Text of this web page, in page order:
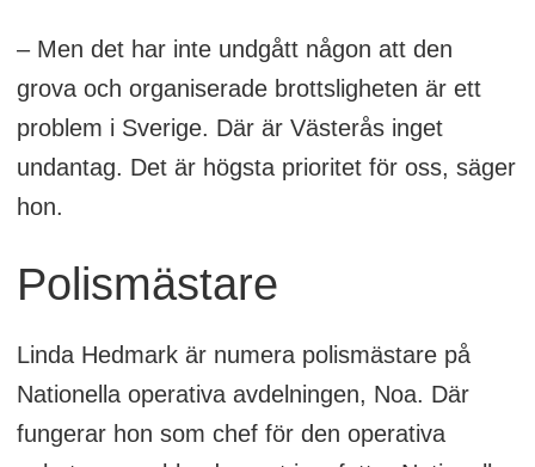
– Men det har inte undgått någon att den
grova och organiserade brottsligheten är ett
problem i Sverige. Där är Västerås inget
undantag. Det är högsta prioritet för oss, säger
hon.
Polismästare
Linda Hedmark är numera polismästare på
Nationella operativa avdelningen, Noa. Där
fungerar hon som chef för den operativa